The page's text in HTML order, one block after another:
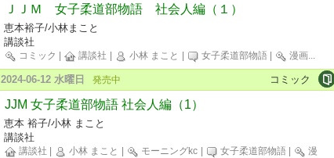
ＪＪＭ 女子柔道部物語 社会人編（１）
恵本裕子/小林まこと
講談社
コミック 講談社 小林 まこと 女子柔道部物語 漫画...
コミック
2024-06-12 水曜日 発売中
JJM 女子柔道部物語 社会人編（1）
恵本 裕子/小林 まこと
講談社
講談社 小林 まこと モーニングkc 女子柔道部物語
漫